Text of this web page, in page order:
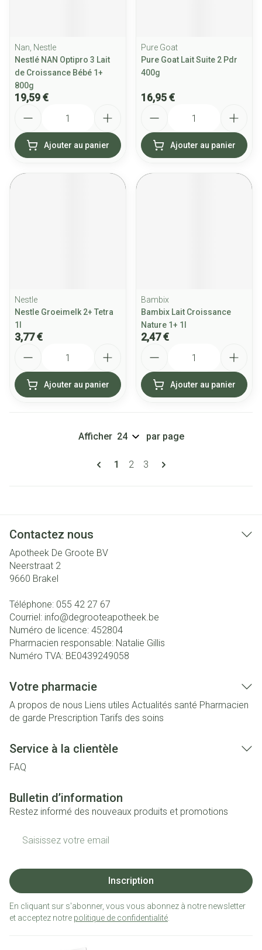
Nan, Nestle
Nestlé NAN Optipro 3 Lait
de Croissance Bébé 1+
800g
19,59 €
Ajouter au panier
Pure Goat
Pure Goat Lait Suite 2 Pdr
400g
16,95 €
Ajouter au panier
Nestle
Nestle Groeimelk 2+ Tetra
1l
3,77 €
Ajouter au panier
Bambix
Bambix Lait Croissance
Nature 1+ 1l
2,47 €
Ajouter au panier
Pages
Vous lisez actuellement la page
1 Page
2 Page
3
Afficher par page
Contactez nous
Apotheek De Groote BV
Neerstraat 2
9660 Brakel
Téléphone: 055 42 27 67
Courriel: info@degrooteapotheek.be
Numéro de licence: 452804
Pharmacien responsable: Natalie Gillis
Numéro TVA: BE0439249058
Votre pharmacie
A propos de nous Liens utiles Actualités santé Pharmacien
de garde Prescription Tarifs des soins
Service à la clientèle
FAQ
Bulletin d’information
Restez informé des nouveaux produits et promotions
Inscription
En cliquant sur s'abonner, vous vous abonnez à notre newsletter
et acceptez notre politique de confidentialité